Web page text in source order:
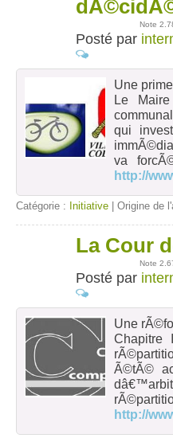
Note
Posté par
Une
Le
qui
va
http://
Catégorie : Initiative | Origine de
La Cour
Note
Posté par
Une
Chapitre
Ã©tÃ©
http://